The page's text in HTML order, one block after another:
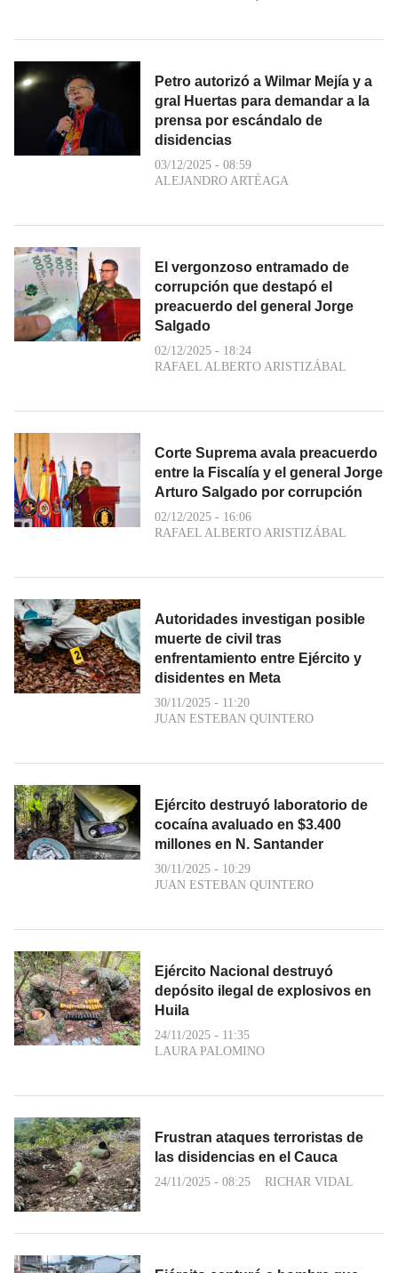
Petro autorizó a Wilmar Mejía y a
gral Huertas para demandar a la
prensa por escándalo de
disidencias
03/12/2025 - 08:59
ALEJANDRO ARTÉAGA
El vergonzoso entramado de
corrupción que destapó el
preacuerdo del general Jorge
Salgado
02/12/2025 - 18:24
RAFAEL ALBERTO ARISTIZÁBAL
Corte Suprema avala preacuerdo
entre la Fiscalía y el general Jorge
Arturo Salgado por corrupción
02/12/2025 - 16:06
RAFAEL ALBERTO ARISTIZÁBAL
Autoridades investigan posible
muerte de civil tras
enfrentamiento entre Ejército y
disidentes en Meta
30/11/2025 - 11:20
JUAN ESTEBAN QUINTERO
Ejército destruyó laboratorio de
cocaína avaluado en $3.400
millones en N. Santander
30/11/2025 - 10:29
JUAN ESTEBAN QUINTERO
Ejército Nacional destruyó
depósito ilegal de explosivos en
Huila
24/11/2025 - 11:35
LAURA PALOMINO
Frustran ataques terroristas de
las disidencias en el Cauca
24/11/2025 - 08:25 RICHAR VIDAL